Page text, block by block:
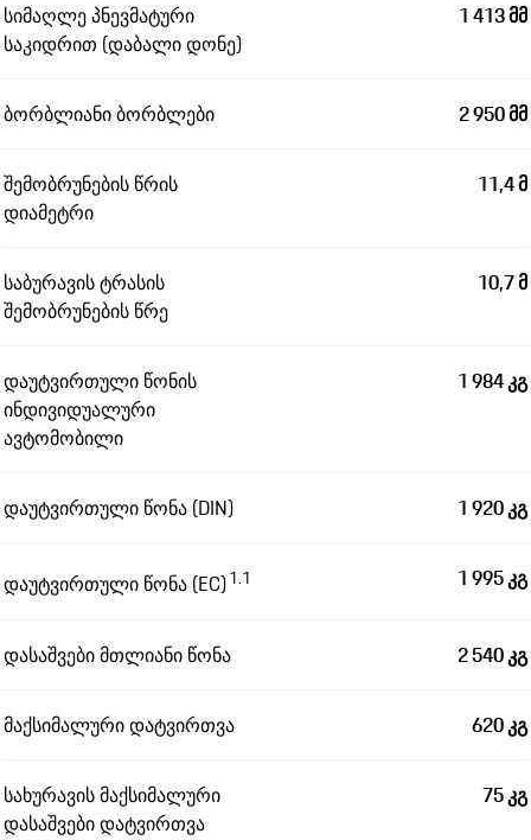
სიმაღლე პნევმატური
საკიდრით (დაბალი დონე)
1 413 მმ
ბორბლიანი ბორბლები 2 950 მმ
შემობრუნების წრის
დიამეტრი
11,4 მ
საბურავის ტრასის
შემობრუნების წრე
10,7 მ
დაუტვირთული წონის
ინდივიდუალური
ავტომობილი
1 984 კგ
დაუტვირთული წონა (DIN) 1 920 კგ
დაუტვირთული წონა (EC)1.1 1 995 კგ
დასაშვები მთლიანი წონა 2 540 კგ
მაქსიმალური დატვირთვა 620 კგ
სახურავის მაქსიმალური
დასაშვები დატვირთვა
75 კგ